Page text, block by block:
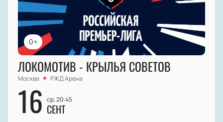
0+
ЛОКОМОТИВ - КРЫЛЬЯ СОВЕТОВ
Москва РЖД Арена
16 ср, 20:45
СЕНТ